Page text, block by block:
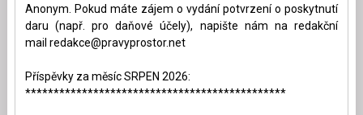
Anonym. Pokud máte zájem o vydání potvrzení o poskytnutí
daru (např. pro daňové účely), napište nám na redakční
mail redakce@pravyprostor.net
Příspěvky za měsíc SRPEN 2026:
**********************************************